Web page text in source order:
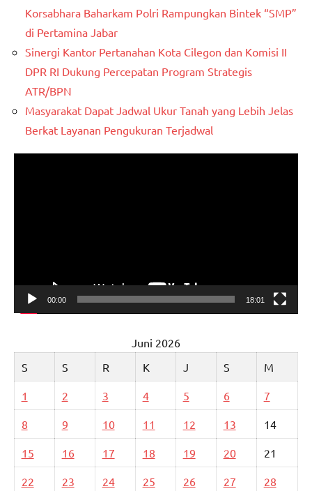
Korsabhara Baharkam Polri Rampungkan Bintek “SMP”
di Pertamina Jabar
Sinergi Kantor Pertanahan Kota Cilegon dan Komisi II
DPR RI Dukung Percepatan Program Strategis
ATR/BPN
Masyarakat Dapat Jadwal Ukur Tanah yang Lebih Jelas
Berkat Layanan Pengukuran Terjadwal
00:00 18:01
Juni 2026
S
S R K J S M
1 2 3 4 5 6 7
8 9 10 11 12 13 14
15 16 17 18 19 20 21
22 23 24 25 26 27 28